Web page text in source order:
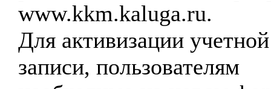
www.kkm.kaluga.ru.
Для активизации учетной
записи, пользователям